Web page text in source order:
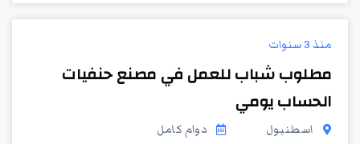
منذ 3 سنوات
مطلوب شباب للعمل في مصنع حنفيات
الحساب يومي
اسطنبول
دوام كامل